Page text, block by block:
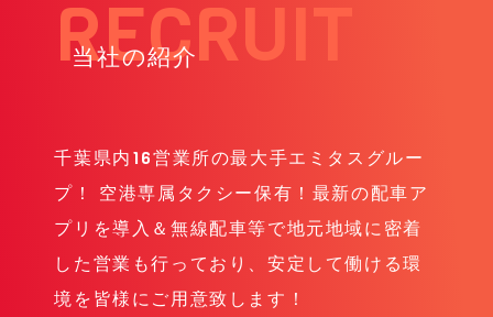
当社の紹介
千葉県内16営業所の最大手エミタスグルー
プ！ 空港専属タクシー保有！最新の配車ア
プリを導入＆無線配車等で地元地域に密着
した営業も行っており、安定して働ける環
境を皆様にご用意致します！